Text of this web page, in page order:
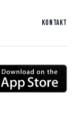
Kontakt